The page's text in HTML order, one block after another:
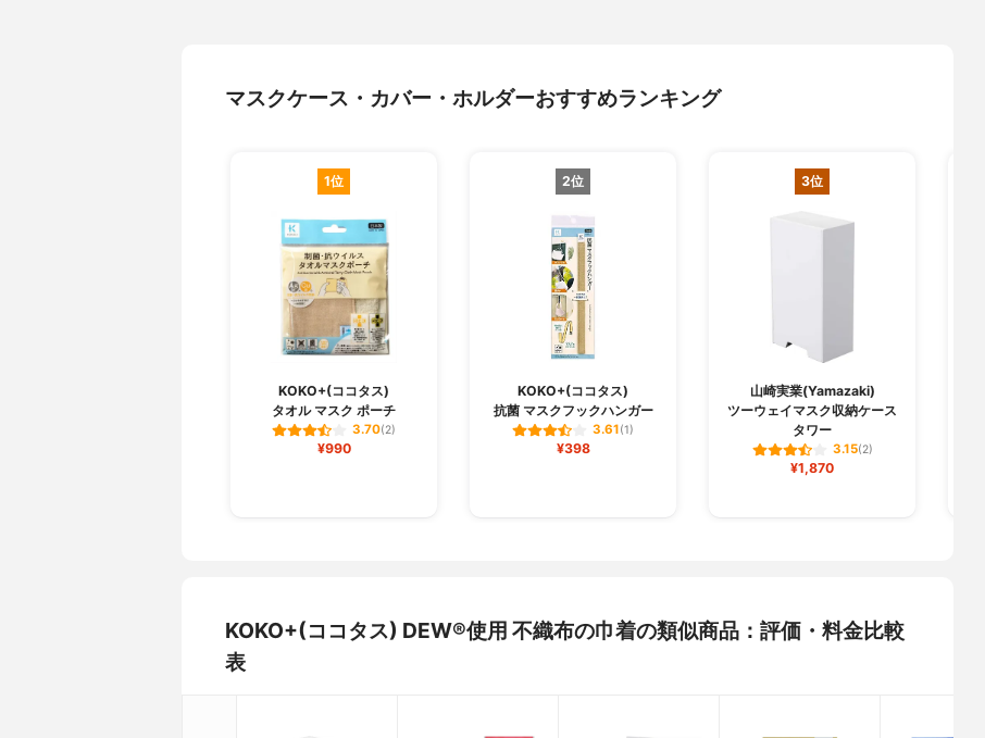
マスクケース・カバー・ホルダーおすすめランキング
1位
KOKO+(ココタス)
タオル マスク ポーチ
3.70(2)
¥990
2位
KOKO+(ココタス)
抗菌 マスクフックハンガー
3.61(1)
¥398
3位
山崎実業(Yamazaki)
ツーウェイマスク収納ケース
タワー
3.15(2)
¥1,870
KOKO+(ココタス) DEW®使用 不織布の巾着の類似商品：評価・料金比較
表